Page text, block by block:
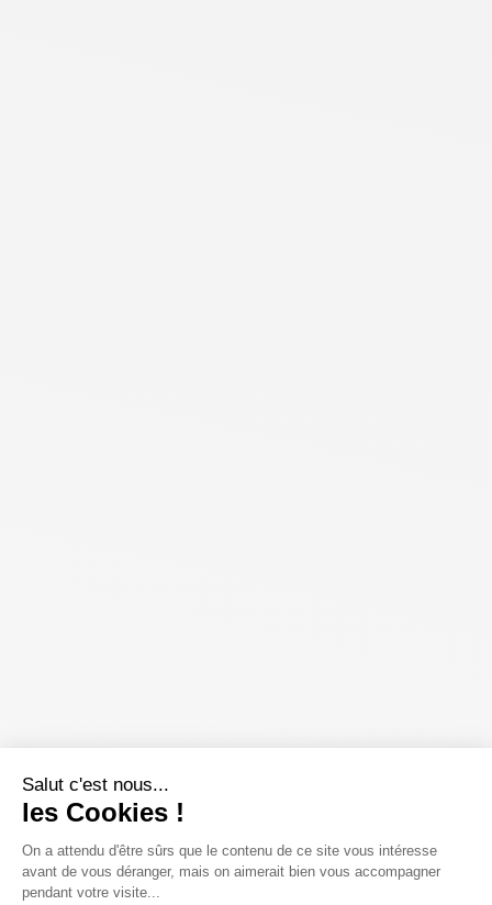
Salut c'est nous...
les Cookies !
On a attendu d'être sûrs que le contenu de ce site vous intéresse
avant de vous déranger, mais on aimerait bien vous accompagner
pendant votre visite...